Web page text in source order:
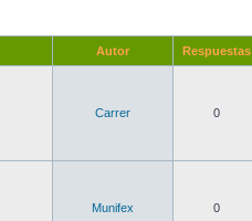
Autor Respuestas
Carrer 0
Munifex 0